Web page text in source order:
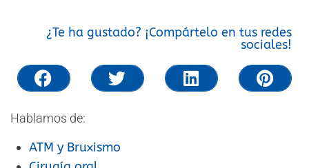
¿Te ha gustado? ¡Compártelo en tus redes
sociales!
Hablamos de:
ATM y Bruxismo